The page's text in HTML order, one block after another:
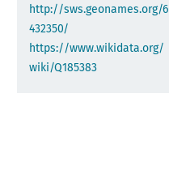
http://sws.geonames.org/6
432350/
https://www.wikidata.org/
wiki/Q185383